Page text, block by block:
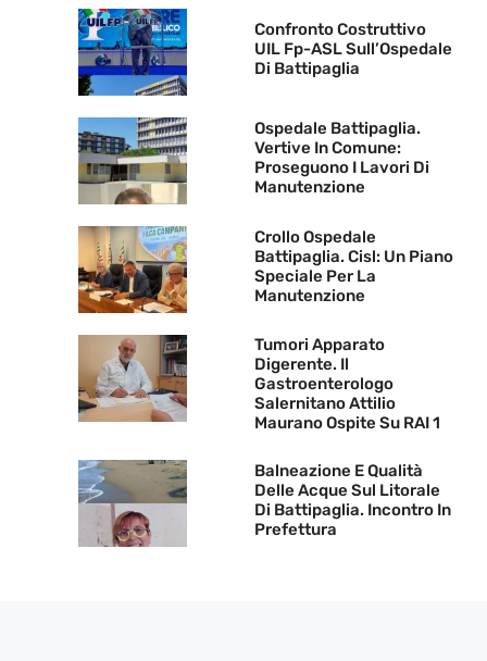
Confronto Costruttivo
UIL Fp-ASL Sull’Ospedale
Di Battipaglia
Ospedale Battipaglia.
Vertive In Comune:
Proseguono I Lavori Di
Manutenzione
Crollo Ospedale
Battipaglia. Cisl: Un Piano
Speciale Per La
Manutenzione
Tumori Apparato
Digerente. Il
Gastroenterologo
Salernitano Attilio
Maurano Ospite Su RAI 1
Balneazione E Qualità
Delle Acque Sul Litorale
Di Battipaglia. Incontro In
Prefettura